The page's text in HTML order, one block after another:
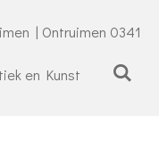
| Ontruimen 0341
en Kunst